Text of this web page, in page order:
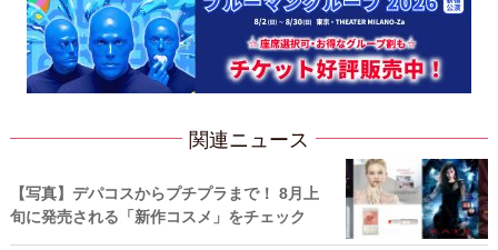
関連ニュース
【写真】デパコスからプチプラまで！ 8月上
旬に発売される「新作コスメ」をチェック